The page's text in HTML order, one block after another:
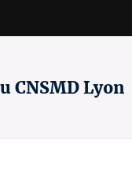
CNSMD Lyon